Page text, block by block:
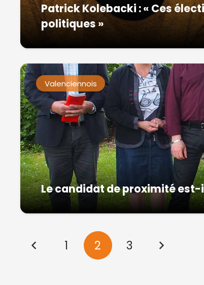
Patrick Kolebacki : « Ces
politiques »
Valenciennois
Le candidat de proximité est-
1 2 3